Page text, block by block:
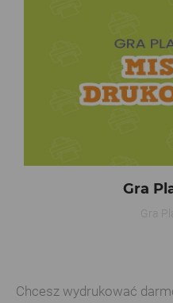
Gra
Gra
Chcesz wydrukować